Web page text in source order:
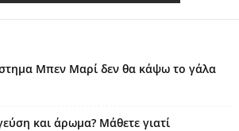
Μπεν Μαρί δεν θα κάψω το γάλα
και άρωμα? Μάθετε γιατί